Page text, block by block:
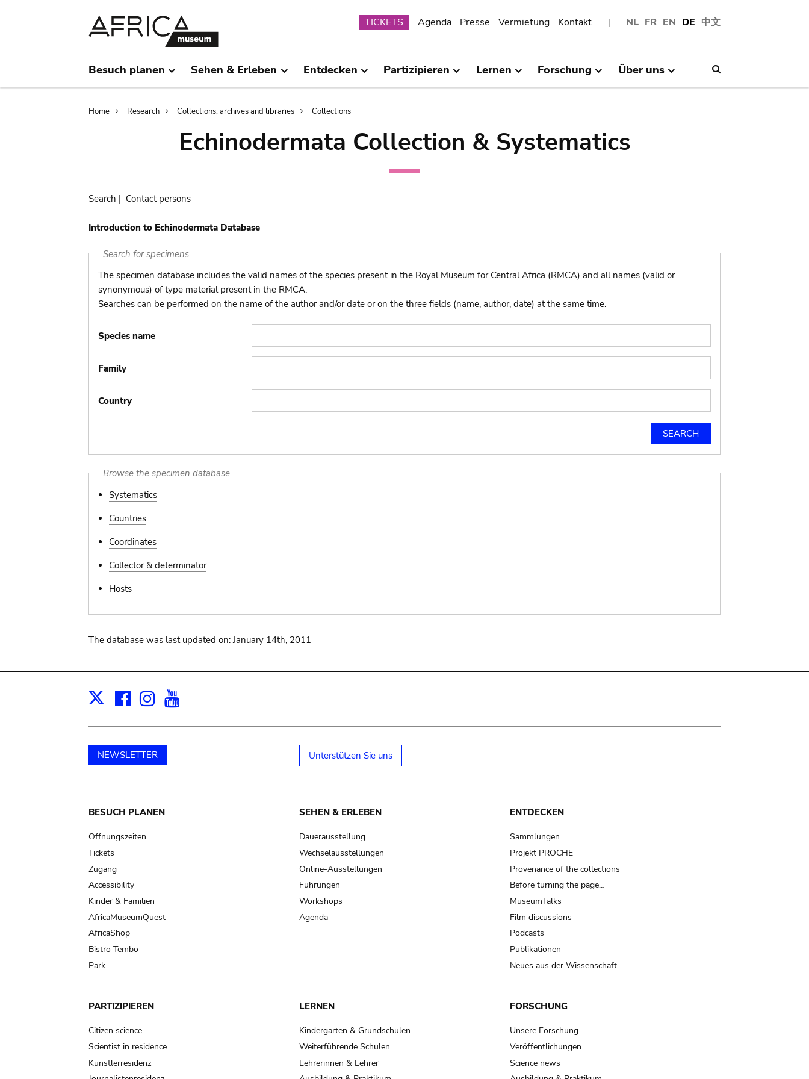
NL FR EN DE 中文
Submenu
TICKETS Agenda Presse Vermietung Kontakt
Besuch planen Sehen & Erleben Entdecken Partizipieren Lernen Forschung Über uns
Breadcrumb
Home Research Collections, archives and libraries Collections
Echinodermata Collection & Systematics
Search | Contact persons
Introduction to Echinodermata Database
Search for specimens
The specimen database includes the valid names of the species present in the Royal Museum for Central Africa (RMCA) and all names (valid or
synonymous) of type material present in the RMCA.
Searches can be performed on the name of the author and/or date or on the three fields (name, author, date) at the same time.
Species name
Family
Country
Browse the specimen database
Systematics
Countries
Coordinates
Collector & determinator
Hosts
The database was last updated on: January 14th, 2011
X Facebook
Instagram
NEWSLETTER Unterstützen Sie uns
Main
navigation
BESUCH PLANEN
Öffnungszeiten
Tickets
Zugang
Accessibility
Kinder & Familien
AfricaMuseumQuest
AfricaShop
Bistro Tembo
Park
SEHEN & ERLEBEN
Dauerausstellung
Wechselausstellungen
Online-Ausstellungen
Führungen
Workshops
Agenda
ENTDECKEN
Sammlungen
Projekt PROCHE
Provenance of the collections
Before turning the page…
MuseumTalks
Film discussions
Podcasts
Publikationen
Neues aus der Wissenschaft
PARTIZIPIEREN
Citizen science
Scientist in residence
Künstlerresidenz
LERNEN
Kindergarten & Grundschulen
Weiterführende Schulen
Lehrerinnen & Lehrer
FORSCHUNG
Unsere Forschung
Veröffentlichungen
Science news